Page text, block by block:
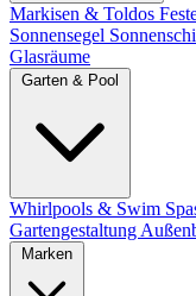
Markisen & Toldos
Sonnensegel
Glasräume
Whirlpools & Swim
Gartengestaltung